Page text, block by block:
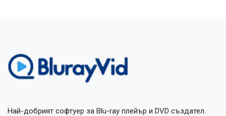
Най-добрият софтуер за Blu-ray плейър и DVD създател.